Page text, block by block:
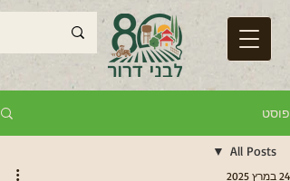
פוסט
All Posts
24 במרץ 2025